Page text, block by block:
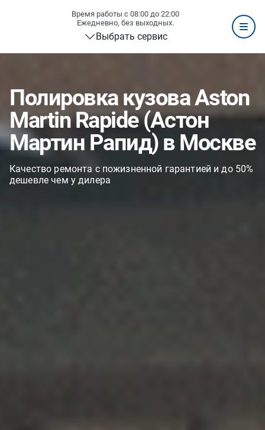
Время работы с 08:00 до 22:00
Ежедневно, без выходных.
Выбрать сервис
Полировка кузова Aston
Martin Rapide (Астон
Мартин Рапид) в Москве
Качество ремонта с пожизненной гарантией и до 50%
дешевле чем у дилера